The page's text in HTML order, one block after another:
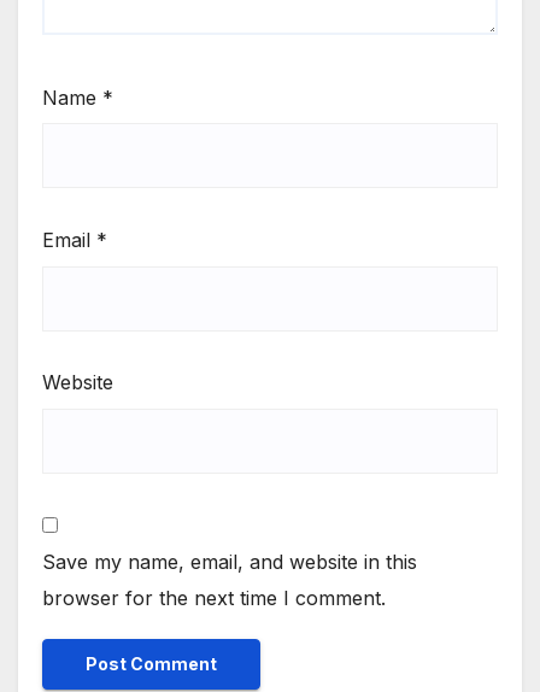
Name *
Email *
Website
Save my name, email, and website in this
browser for the next time I comment.